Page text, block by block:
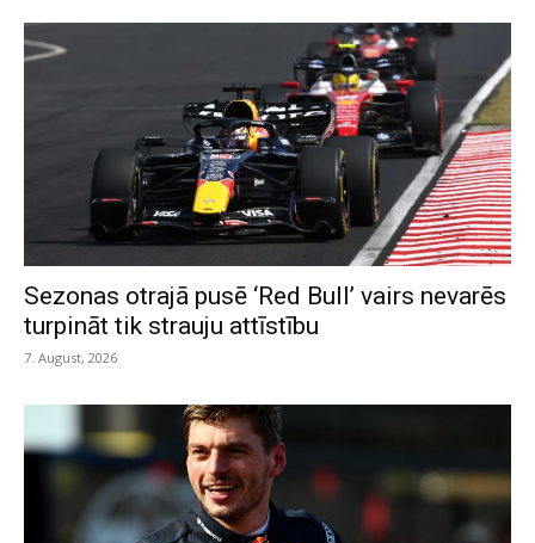
Sezonas otrajā pusē ‘Red Bull’ vairs nevarēs
turpināt tik strauju attīstību
7. August, 2026